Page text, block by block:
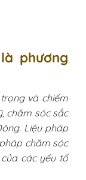
phương
và chiếm
chăm sóc sắc
Liệu pháp
chăm sóc
các yếu tố